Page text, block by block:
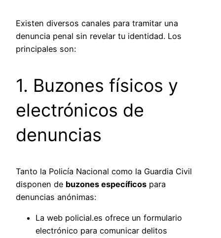
Existen diversos canales para tramitar una
denuncia penal sin revelar tu identidad. Los
principales son:
1. Buzones físicos y
electrónicos de
denuncias
Tanto la Policía Nacional como la Guardia Civil
disponen de buzones específicos para
denuncias anónimas:
La web policial.es ofrece un formulario
electrónico para comunicar delitos